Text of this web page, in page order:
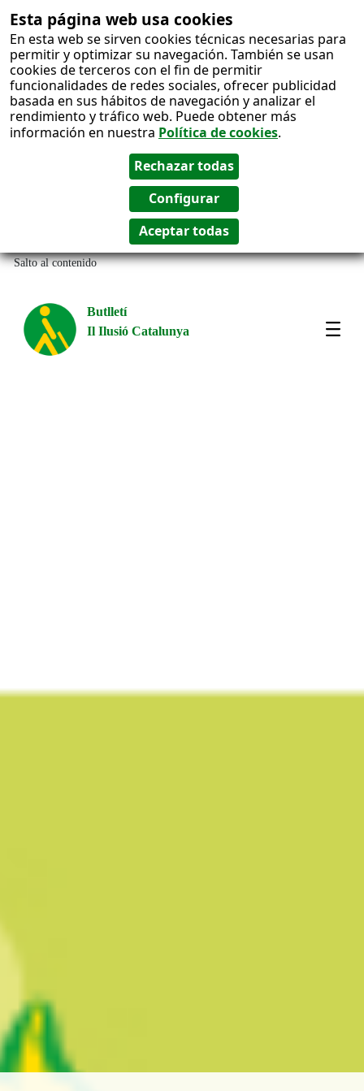
Esta página web usa cookies
En esta web se sirven cookies técnicas necesarias para
permitir y optimizar su navegación. También se usan
cookies de terceros con el fin de permitir
funcionalidades de redes sociales, ofrecer publicidad
basada en sus hábitos de navegación y analizar el
rendimiento y tráfico web. Puede obtener más
información en nuestra Política de cookies.
Salto al contenido
Butlletí
Il Ilusió Catalunya